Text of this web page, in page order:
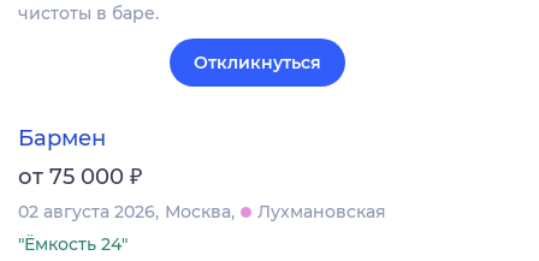
чистоты в баре.
Откликнуться
Бармен
от 75 000 ₽
02 августа 2026 Москва
Лухмановская
"Ёмкость 24"